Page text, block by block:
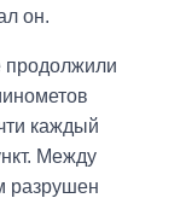
он.
продолжили
каждый
Между
разрушен